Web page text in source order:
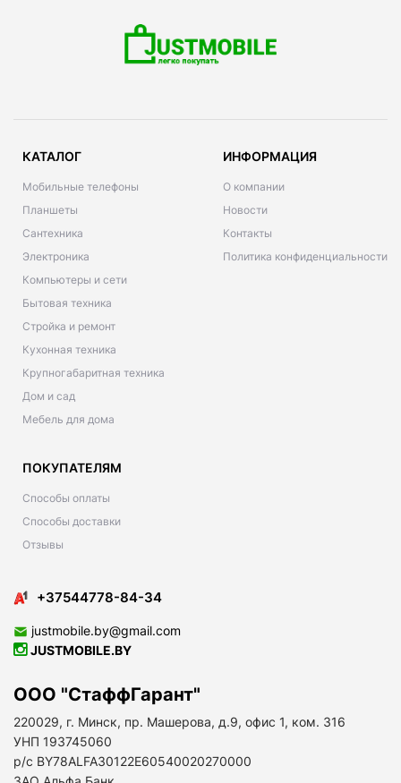
КАТАЛОГ
Мобильные телефоны
Планшеты
Сантехника
Электроника
Компьютеры и сети
Бытовая техника
Стройка и ремонт
Кухонная техника
Крупногабаритная техника
Дом и сад
Мебель для дома
ИНФОРМАЦИЯ
О компании
Новости
Контакты
Политика конфиденциальности
ПОКУПАТЕЛЯМ
Способы оплаты
Способы доставки
Отзывы
+37544778-84-34
justmobile.by@gmail.com
JUSTMOBILE.BY
ООО "СтаффГарант"
220029, г. Минск, пр. Машерова, д.9, офис 1, ком. 316
УНП 193745060
р/с BY78ALFA30122E60540020270000